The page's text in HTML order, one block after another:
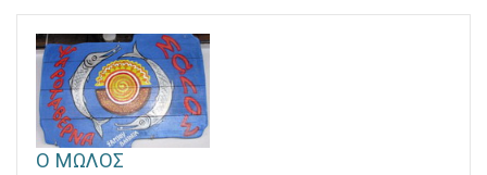
Ο ΜΩΛΟΣ